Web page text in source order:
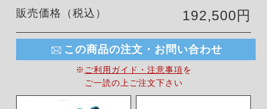
販売価格（税込） 192,500円
この商品の注文・お問い合わせ
※ ご利用ガイド・注意事項を
ご一読の上ご注文下さい